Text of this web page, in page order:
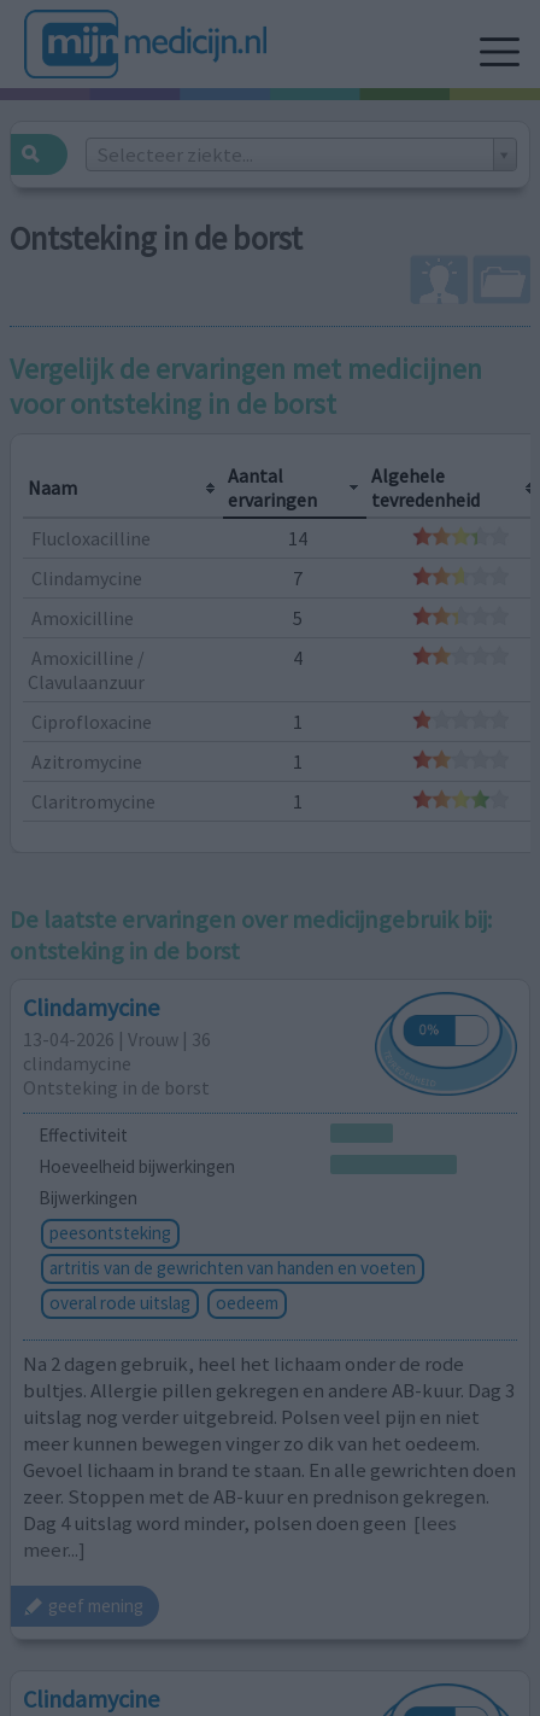
Selecteer ziekte...
Ontsteking in de borst
Vergelijk de ervaringen met medicijnen
voorontsteking in de borst
Naam
Aantal
ervaringen
Algehele
tevredenheid
Flucloxacilline
14
Clindamycine
7
Amoxicilline
5
Amoxicilline /
Clavulaanzuur
4
Ciprofloxacine
1
Azitromycine
1
Claritromycine
1
De laatste ervaringen over medicijngebruik bij:
ontsteking in de borst
Clindamycine
13-04-2026 | Vrouw | 36
clindamycine
Ontsteking in de borst
Effectiviteit
Hoeveelheid bijwerkingen
Bijwerkingen
peesontsteking
artritis van de gewrichten van handen en voeten
overal rode uitslag
oedeem
Na 2 dagen gebruik, heel het lichaam onder de rode
bultjes. Allergie pillen gekregen en andere AB-kuur. Dag 3
uitslag nog verder uitgebreid. Polsen veel pijn en niet
meer kunnen bewegen vinger zo dik van het oedeem.
Gevoel lichaam in brand te staan. En alle gewrichten doen
zeer. Stoppen met de AB-kuur en prednison gekregen.
Dag 4 uitslag word minder, polsen doen geen [lees
meer...]
geef mening
Clindamycine